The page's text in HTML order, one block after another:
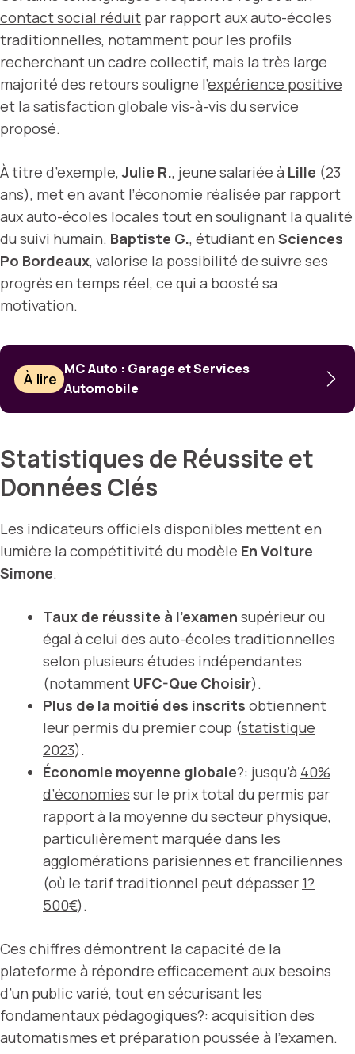
contact social réduit par rapport aux auto-écoles
traditionnelles, notamment pour les profils
recherchant un cadre collectif, mais la très large
majorité des retours souligne l’expérience positive
et la satisfaction globale vis-à-vis du service
proposé.
À titre d’exemple,Julie R., jeune salariée à Lille (23
ans), met en avant l’économie réalisée par rapport
aux auto-écoles locales tout en soulignant la qualité
du suivi humain. Baptiste G., étudiant en Sciences
Po Bordeaux, valorise la possibilité de suivre ses
progrès en temps réel, ce qui a boosté sa
motivation.
À lire
MC Auto : Garage et Services
Automobile
Statistiques de Réussite et
Données Clés
Les indicateurs officiels disponibles mettent en
lumière la compétitivité du modèle En Voiture
Simone.
Taux de réussite à l’examen supérieur ou
égal à celui des auto-écoles traditionnelles
selon plusieurs études indépendantes
(notamment UFC-Que Choisir).
Plus de la moitié des inscrits obtiennent
leur permis du premier coup (statistique
2023).
Économie moyenne globale?: jusqu’à 40%
d’économies sur le prix total du permis par
rapport à la moyenne du secteur physique,
particulièrement marquée dans les
agglomérations parisiennes et franciliennes
(où le tarif traditionnel peut dépasser 1?
500€).
Ces chiffres démontrent la capacité de la
plateforme à répondre efficacement aux besoins
d’un public varié, tout en sécurisant les
fondamentaux pédagogiques?: acquisition des
automatismes et préparation poussée à l’examen.